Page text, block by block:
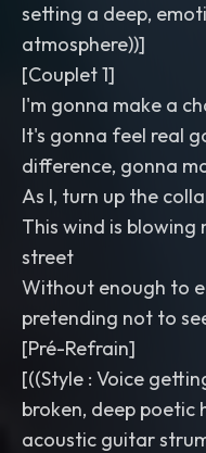
setting a deep,
atmosphere))]
​[Couplet 1]
I'm gonna make a
It's gonna feel real
difference, gonna
As I, turn up the
This wind is blowing
street
Without enough to
pretending not to
​[Pré-Refrain]
[((Style : Voice
broken, deep poetic
acoustic guitar